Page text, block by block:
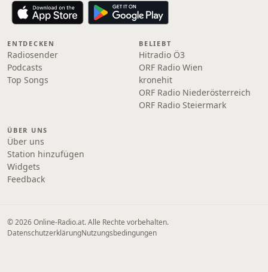
ENTDECKEN
Radiosender
Podcasts
Top Songs
BELIEBT
Hitradio Ö3
ORF Radio Wien
kronehit
ORF Radio Niederösterreich
ORF Radio Steiermark
ÜBER UNS
Über uns
Station hinzufügen
Widgets
Feedback
© 2026 Online‑Radio.at. Alle Rechte vorbehalten.
DatenschutzerklärungNutzungsbedingungen